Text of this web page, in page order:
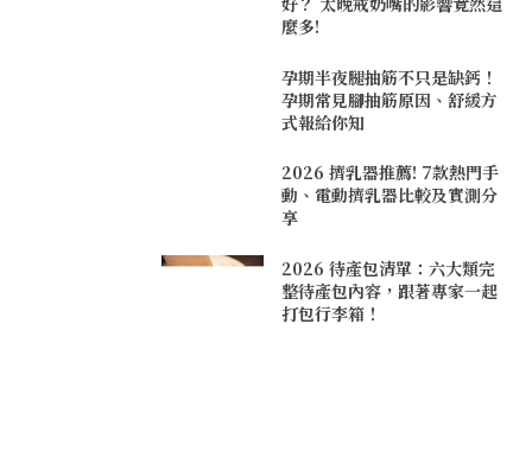
麼多!
孕期半夜腿抽筋不只是缺鈣！
孕期常見腳抽筋原因、舒緩方
式報給你知
2026 擠乳器推薦! 7款熱門手
動、電動擠乳器比較及實測分
享
2026 待產包清單：六大類完
整待產包內容，跟著專家一起
打包行李箱！